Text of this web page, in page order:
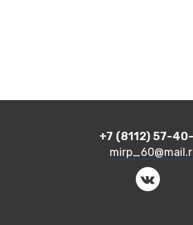
+7 (8112) 57-